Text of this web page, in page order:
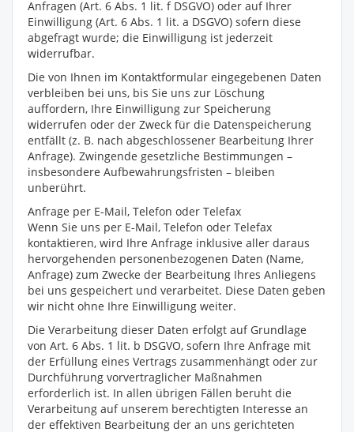
Anfragen (Art. 6 Abs. 1 lit. f DSGVO) oder auf Ihrer
Einwilligung (Art. 6 Abs. 1 lit. a DSGVO) sofern diese
abgefragt wurde; die Einwilligung ist jederzeit
widerrufbar.
Die von Ihnen im Kontaktformular eingegebenen Daten
verbleiben bei uns, bis Sie uns zur Löschung
auffordern, Ihre Einwilligung zur Speicherung
widerrufen oder der Zweck für die Datenspeicherung
entfällt (z. B. nach abgeschlossener Bearbeitung Ihrer
Anfrage). Zwingende gesetzliche Bestimmungen –
insbesondere Aufbewahrungsfristen – bleiben
unberührt.
Anfrage per E-Mail, Telefon oder Telefax
Wenn Sie uns per E-Mail, Telefon oder Telefax
kontaktieren, wird Ihre Anfrage inklusive aller daraus
hervorgehenden personenbezogenen Daten (Name,
Anfrage) zum Zwecke der Bearbeitung Ihres Anliegens
bei uns gespeichert und verarbeitet. Diese Daten geben
wir nicht ohne Ihre Einwilligung weiter.
Die Verarbeitung dieser Daten erfolgt auf Grundlage
von Art. 6 Abs. 1 lit. b DSGVO, sofern Ihre Anfrage mit
der Erfüllung eines Vertrags zusammenhängt oder zur
Durchführung vorvertraglicher Maßnahmen
erforderlich ist. In allen übrigen Fällen beruht die
Verarbeitung auf unserem berechtigten Interesse an
der effektiven Bearbeitung der an uns gerichteten